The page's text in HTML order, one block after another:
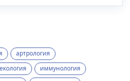
артрология
иммунология